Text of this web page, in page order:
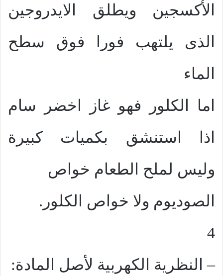
الأكسجين ويطلق الايدروجين
الذى يلتهب فورا فوق سطح
الماء
اما الكلور فهو غاز اخضر سام
اذا استنشق بكميات كبيرة
وليس لملح الطعام خواص
الصوديوم ولا خواص الكلور.
4
– النظرية الكهربية لأصل المادة: